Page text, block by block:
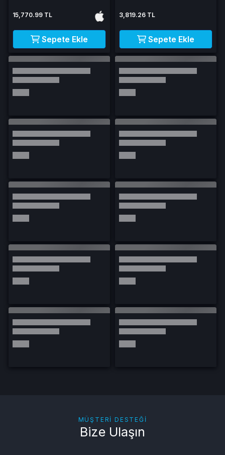
15,770.99 TL
Sepete Ekle
3,819.26 TL
Sepete Ekle
MÜŞTERI DESTEĞI
Bize Ulaşın